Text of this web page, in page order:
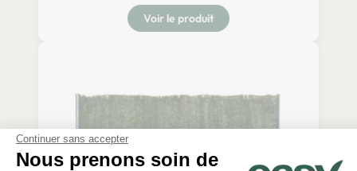
Continuer sans accepter
Nous prenons soin de
Voir le produit